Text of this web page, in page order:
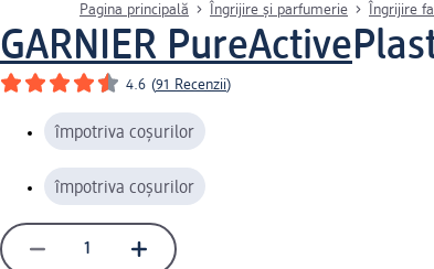
Pagina principală Îngrijire și parfumerie Îngrijire
GARNIER PureActive
4.6 (91 Recenzii)
împotriva coșurilor
împotriva coșurilor